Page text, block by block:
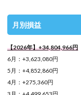
月別損益
【2026年】+34,804,966円
6月：+3,623,080円
5月：+4,852,860円
4月：+275,360円